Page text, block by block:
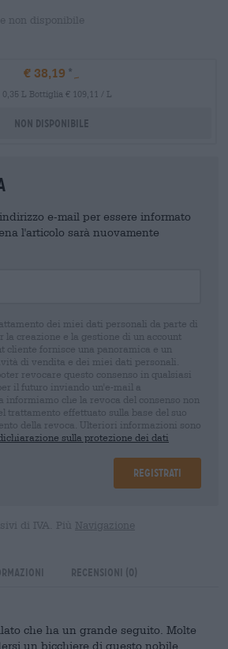
non disponibile
€ 38,19
0,35 L Bottiglia € 109,11 / L
Non disponibile
e-mail per essere informato
l'articolo sarà nuovamente
dei miei dati personali da parte di
la creazione e la gestione di un account
cliente fornisce una panoramica e un
di vendita e dei miei dati personali.
revocare questo consenso in qualsiasi
il futuro inviando un'e-mail a
informiamo che la revoca del consenso non
trattamento effettuato sulla base del suo
della revoca. Ulteriori informazioni sono
sulla protezione dei dati
Registrati
di IVA. Più Navigazione
Recensioni (0)
che ha un grande seguito. Molte
un bicchiere di questo nobile